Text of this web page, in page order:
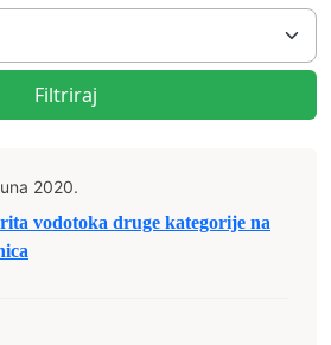
Filtriraj
2020.
vodotoka druge kategorije na